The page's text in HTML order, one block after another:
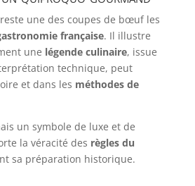
reste une des coupes de bœuf les
française. Il illustre
une légende culinaire, issue
technique, peut
et dans les méthodes de
un symbole de luxe et de
la véracité des règles du
sa préparation historique.